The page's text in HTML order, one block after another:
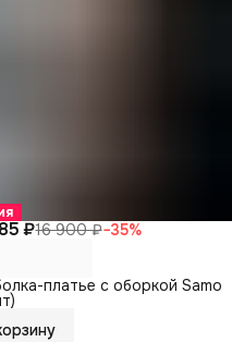
₽16 900 ₽−35%
платье с оборкой Samo